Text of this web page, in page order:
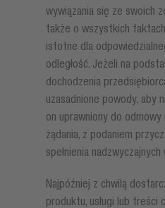
wywiązania się ze swoich
także o wszystkich
istotne dla
odległość. Jeżeli na
dochodzenia
uzasadnione powody, aby
on uprawniony do
żądania, z podaniem
spełnienia nadzwyczajnych
Najpóźniej z chwilą
produktu, usługi lub treści